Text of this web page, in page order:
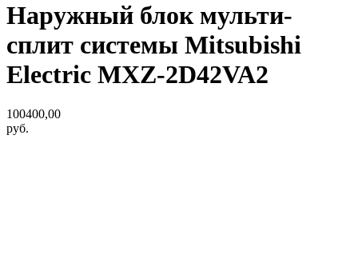
Наружный блок мульти-
сплит системы Mitsubishi
Electric MXZ-2D42VA2
100400,00
руб.